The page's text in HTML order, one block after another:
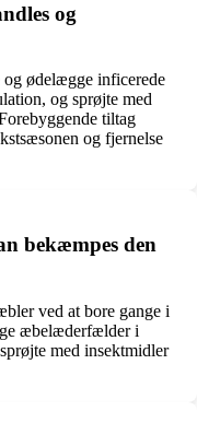
og
ødelægge inficerede
og sprøjte med
tiltag
og fjernelse
bekæmpes den
ved at bore gange i
æbelæderfælder i
med insektmidler